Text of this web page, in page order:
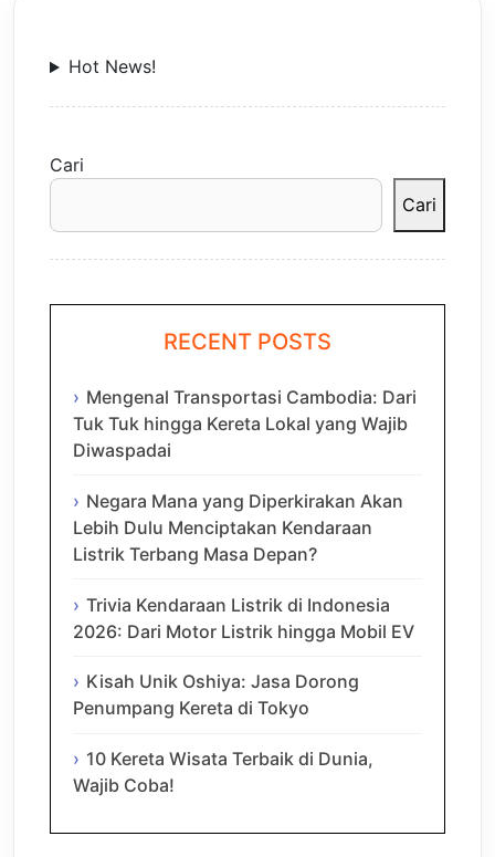
Hot News!
Cari
Cari
RECENT POSTS
Mengenal Transportasi Cambodia: Dari
Tuk Tuk hingga Kereta Lokal yang Wajib
Diwaspadai
Negara Mana yang Diperkirakan Akan
Lebih Dulu Menciptakan Kendaraan
Listrik Terbang Masa Depan?
Trivia Kendaraan Listrik di Indonesia
2026: Dari Motor Listrik hingga Mobil EV
Kisah Unik Oshiya: Jasa Dorong
Penumpang Kereta di Tokyo
10 Kereta Wisata Terbaik di Dunia,
Wajib Coba!